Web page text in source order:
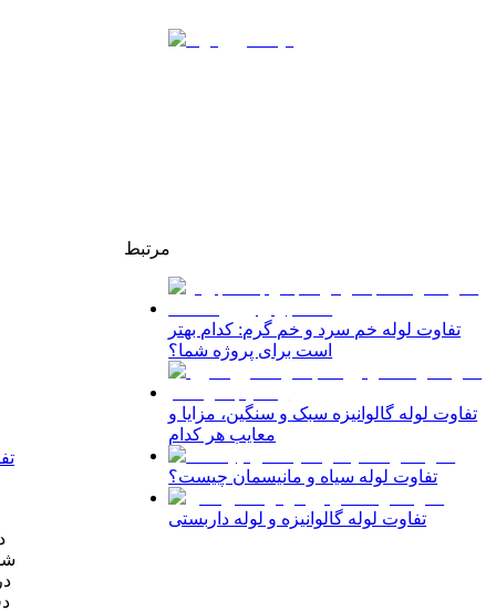
مرتبط
تفاوت لوله خم سرد و خم گرم: کدام بهتر
است برای پروژه شما؟
تفاوت لوله گالوانیزه سبک و سنگین، مزایا و
معایب هر کدام
تفاوت لوله سیاه و مانیسمان چیست؟
تفاوت لوله گالوانیزه و لوله داربستی